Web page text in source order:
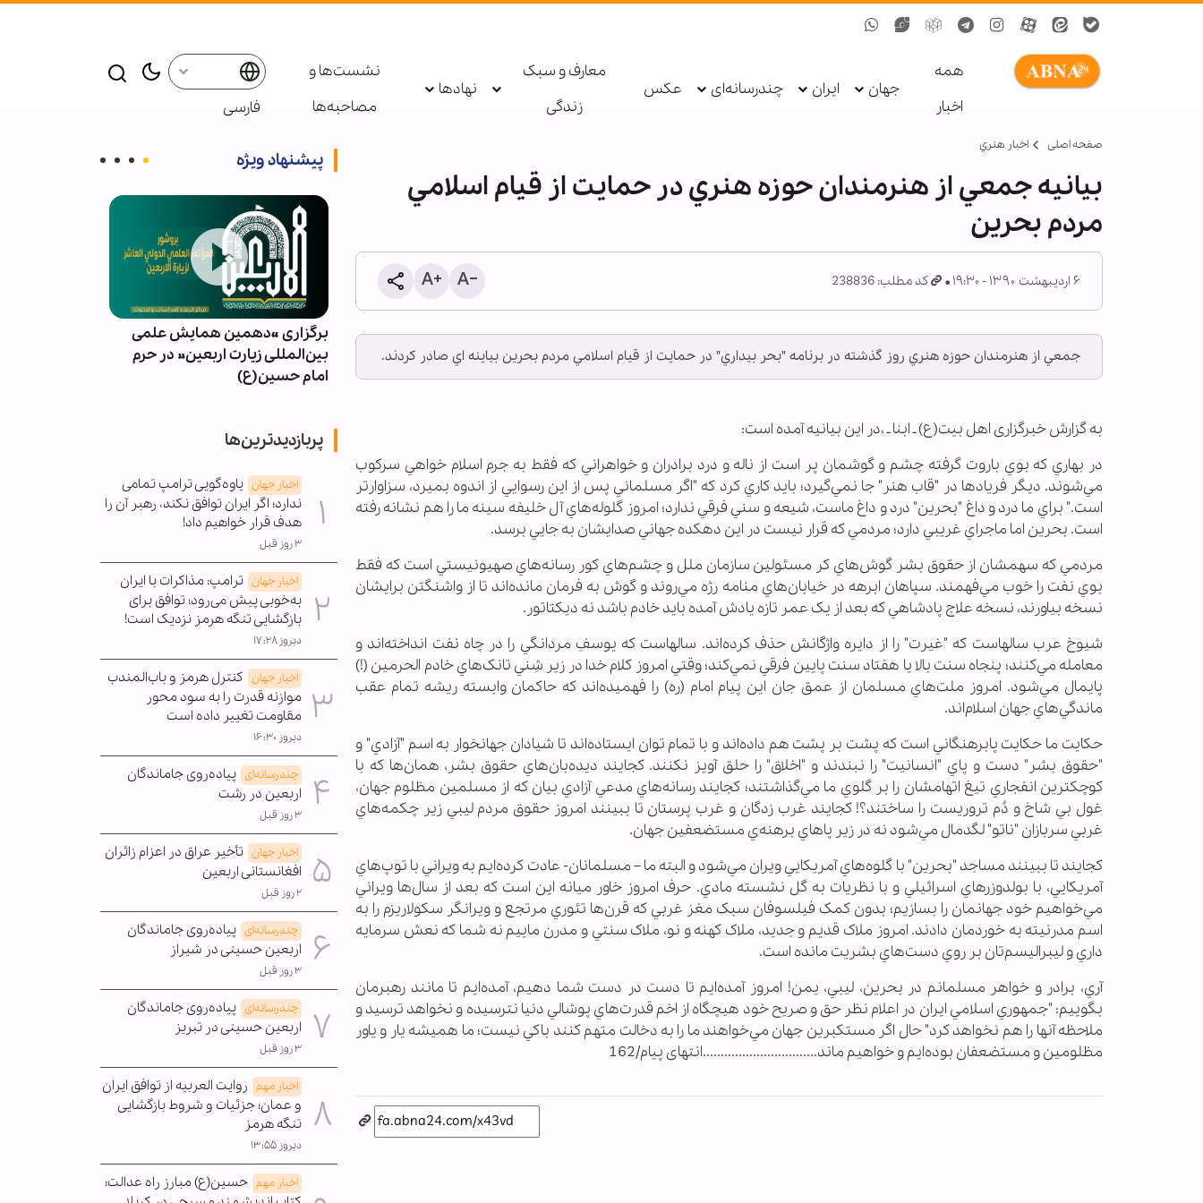
همه
اخبار
جهان ایران چندرسانه‌ای عکس
معارف و سبک
زندگی
نهادها
نشست‌ها و
مصاحبه‌ها
فارسی
صفحه اصلی اخبار هنري
بيانيه جمعي از هنرمندان حوزه هنري در حمايت از قيام اسلامي
مردم بحرين
۶ اردیبهشت ۱۳۹۰ - ۱۹:۳۰ کد مطلب: 238836
جمعي از هنرمندان حوزه هنري روز گذشته در برنامه "بحر بيداري" در حمايت از قيام اسلامي مردم بحرين بياينه اي صادر کردند.
به گزارش خبرگزاری اهل بیت‏(ع) ـ ابنا ـ ،در اين بيانيه آمده است:
در بهاري که بوي باروت گرفته چشم و گوشمان پر است از ناله و درد برادران و خواهراني که فقط به جرم اسلام خواهي سرکوب
مي‌شوند. ديگر فريادها در "قاب هنر" جا نمي‌گيرد؛ بايد کاري کرد که "اگر مسلماني پس از اين رسوايي از اندوه بميرد، سزاوارتر
است." براي ما درد و داغ "بحرين" درد و داغ ماست، شيعه و سني فرقي ندارد؛ امروز گلوله‌هاي آل خليفه سينه ما را هم نشانه رفته
است. بحرين اما ماجراي غريبي دارد؛ مردمي که قرار نيست در اين دهکده جهاني صدايشان به جايي برسد.
مردمي که سهمشان از حقوق بشر گوش‌هاي کر مسئولين سازمان ملل و چشم‌هاي کور رسانه‌هاي صهيونيستي است که فقط
بوي نفت را خوب مي‌فهمند. سپاهان ابرهه در خيابان‌هاي منامه رژه مي‌روند و گوش به فرمان مانده‌اند تا از واشنگتن برايشان
نسخه بياورند، نسخه علاج پادشاهي که بعد از يک عمر تازه يادش آمده بايد خادم باشد نه ديکتاتور.
شيوخ عرب سالهاست که "غيرت" را از دايره واژگانش حذف کرده‌اند. سالهاست که يوسفِ مردانگي را در چاه نفت انداخته‌اند و
معامله مي‌کنند؛ پنجاه سنت بالا يا هفتاد سنت پايين فرقي نمي‌کند؛ وقتي امروز کلام خدا در زير شِني تانک‌هاي خادم الحرمين (!)
پايمال مي‌شود. امروز ملت‌هاي مسلمان از عمق جان اين پيام امام (ره) را فهميده‌اند که حاکمان وابسته ريشه تمام عقب
ماندگي‌هاي جهان اسلام‌اند.
حکايت ما حکايت پابرهنگاني است که پشت بر پشت هم داده‌اند و با تمام توان ايستاده‌اند تا شيادان جهانخوار به اسم "آزادي" و
"حقوق بشر" دست و پاي "انسانيت" را نبندند و "اخلاق" را حلق آويز نکنند. کجايند ديده‌بان‌هاي حقوق بشر، همان‌ها که با
کوچکترين انفجاري تيغ اتهامشان را بر گلوي ما مي‌گذاشتند؛ کجايند رسانه‌هاي مدعي آزادي بيان که از مسلمين مظلوم جهان،
غول بي شاخ و دُم تروريست را ساختند؟! کجايند غرب زدگان و غرب پرستان تا ببينند امروز حقوق مردم ليبي زير چکمه‌هاي
غربي سربازان "ناتو" لگدمال مي‌شود نه در زير پاهاي برهنه‌ي مستضعفين جهان.
کجايند تا ببينند مساجد "بحرين" با گلوه‌هاي آمريکايي ويران مي‌شود و البته ما – مسلمانان- عادت کرده‌ايم به ويراني با توپ‌هاي
آمريکايي، با بولدوزرهاي اسرائيلي و با نظريات به گل نشسته مادي. حرف امروز خاور ميانه اين است که بعد از سال‌ها ويراني
مي‌خواهيم خود جهانمان را بسازيم؛ بدون کمک فيلسوفان سبک مغز غربي که قرن‌ها تئوري مرتجع و ويرانگر سکولاريزم را به
اسم مدرنيته به خوردمان دادند. امروز ملاک قديم و جديد، ملاک کهنه و نو، ملاک سنتي و مدرن ماييم نه شما که نعش سرمايه
داري و ليبراليسم‌تان بر روي دست‌هاي بشريت مانده است.
آري، برادر و خواهر مسلمانم در بحرين، ليبي، يمن! امروز آمده‌ايم تا دست در دست شما دهيم، آمده‌ايم تا مانند رهبرمان
بگوييم: "جمهوري اسلامي ايران در اعلام نظر حق و صريح خود هيچگاه از اخم قدرت‌هاي پوشالي دنيا نترسيده و نخواهد ترسيد و
ملاحظه آنها را هم نخواهد کرد" حال اگر مستکبرين جهان مي‌خواهند ما را به دخالت متهم کنند باکي نيست؛ ما هميشه يار و ياور
مظلومين و مستضعفان بوده‌ايم و خواهيم ماند................................انتهای پیام/162
پیشنهاد ویژه
رسانه‌های عبری: نرخ مهاجرت از
رژیم صهیونیستی، ۵۰ درصد
افزایش یافت
برگزاری «دهمین همایش علمی
بین‌المللی زیارت اربعین» در حرم
امام حسین(ع)
پربازدیدترین‌ها
اخبار جهان یاوه‌گویی ترامپ تمامی
ندارد؛ اگر ایران توافق نکند، رهبر آن را
هدف قرار خواهیم داد!
۳ روز قبل
اخبار جهان ترامپ: مذاکرات با ایران
به‌خوبی پیش می‌رود؛ توافق برای
بازگشایی تنگه هرمز نزدیک است!
دیروز ۱۷:۲۸
اخبار جهان کنترل هرمز و باب‌المندب
موازنه قدرت را به سود محور
مقاومت تغییر داده است
دیروز ۱۶:۳۰
چندرسانه‌ای پیاده‌روی جاماندگان
اربعین در رشت
۳ روز قبل
اخبار جهان تأخیر عراق در اعزام زائران
افغانستانی اربعین
۲ روز قبل
چندرسانه‌ای پیاده‌روی جاماندگان
اربعین حسینی در شیراز
۳ روز قبل
چندرسانه‌ای پیاده‌روی جاماندگان
اربعین حسینی در تبریز
۳ روز قبل
اخبار مهم روایت العربیه از توافق ایران
و عمان؛ جزئیات و شروط بازگشایی
تنگه هرمز
دیروز ۱۳:۵۵
اخبار مهم حسین(ع) مبارز راه عدالت؛